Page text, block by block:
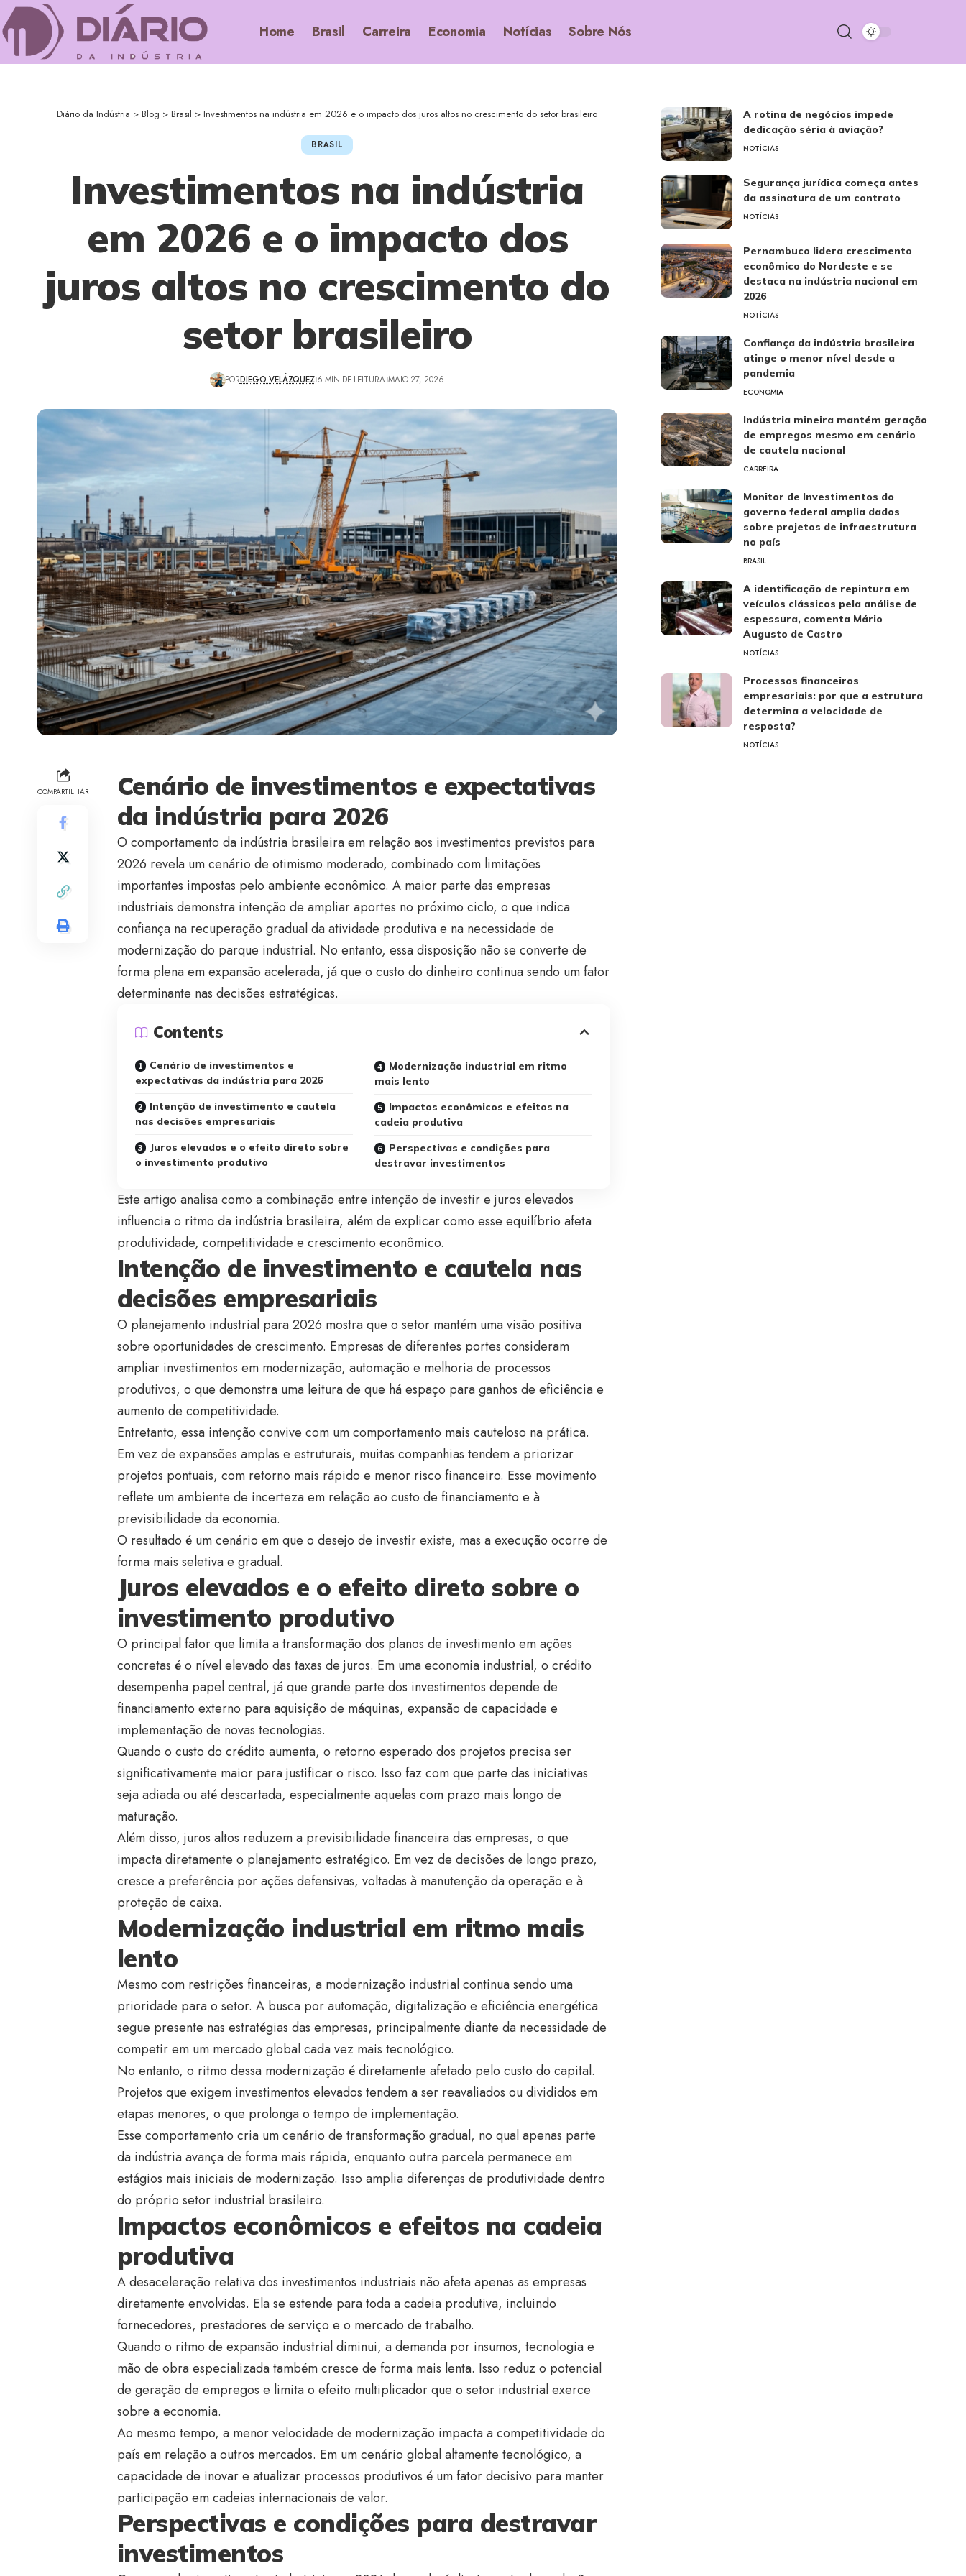
Home Brasil Carreira Economia Notícias Sobre Nós
Diário da Indústria > Blog > Brasil > Investimentos na indústria em 2026 e o impacto dos juros altos no crescimento do setor brasileiro
BRASIL
Investimentos na indústria
em 2026 e o impacto dos
juros altos no crescimento do
setor brasileiro
PORDIEGO VELÁZQUEZ 6 MIN DE LEITURA MAIO 27, 2026
COMPARTILHAR
Cenário de investimentos e expectativas
da indústria para 2026
O comportamento da indústria brasileira em relação aos investimentos previstos para
2026 revela um cenário de otimismo moderado, combinado com limitações
importantes impostas pelo ambiente econômico. A maior parte das empresas
industriais demonstra intenção de ampliar aportes no próximo ciclo, o que indica
confiança na recuperação gradual da atividade produtiva e na necessidade de
modernização do parque industrial. No entanto, essa disposição não se converte de
forma plena em expansão acelerada, já que o custo do dinheiro continua sendo um fator
determinante nas decisões estratégicas.
Contents
Cenário de investimentos e
expectativas da indústria para 2026
Intenção de investimento e cautela
nas decisões empresariais
Juros elevados e o efeito direto sobre
o investimento produtivo
Modernização industrial em ritmo
mais lento
Impactos econômicos e efeitos na
cadeia produtiva
Perspectivas e condições para
destravar investimentos
Este artigo analisa como a combinação entre intenção de investir e juros elevados
influencia o ritmo da indústria brasileira, além de explicar como esse equilíbrio afeta
produtividade, competitividade e crescimento econômico.
Intenção de investimento e cautela nas
decisões empresariais
O planejamento industrial para 2026 mostra que o setor mantém uma visão positiva
sobre oportunidades de crescimento. Empresas de diferentes portes consideram
ampliar investimentos em modernização, automação e melhoria de processos
produtivos, o que demonstra uma leitura de que há espaço para ganhos de eficiência e
aumento de competitividade.
Entretanto, essa intenção convive com um comportamento mais cauteloso na prática.
Em vez de expansões amplas e estruturais, muitas companhias tendem a priorizar
projetos pontuais, com retorno mais rápido e menor risco financeiro. Esse movimento
reflete um ambiente de incerteza em relação ao custo de financiamento e à
previsibilidade da economia.
O resultado é um cenário em que o desejo de investir existe, mas a execução ocorre de
forma mais seletiva e gradual.
Juros elevados e o efeito direto sobre o
investimento produtivo
O principal fator que limita a transformação dos planos de investimento em ações
concretas é o nível elevado das taxas de juros. Em uma economia industrial, o crédito
desempenha papel central, já que grande parte dos investimentos depende de
financiamento externo para aquisição de máquinas, expansão de capacidade e
implementação de novas tecnologias.
Quando o custo do crédito aumenta, o retorno esperado dos projetos precisa ser
significativamente maior para justificar o risco. Isso faz com que parte das iniciativas
seja adiada ou até descartada, especialmente aquelas com prazo mais longo de
maturação.
Além disso, juros altos reduzem a previsibilidade financeira das empresas, o que
impacta diretamente o planejamento estratégico. Em vez de decisões de longo prazo,
cresce a preferência por ações defensivas, voltadas à manutenção da operação e à
proteção de caixa.
Modernização industrial em ritmo mais
lento
Mesmo com restrições financeiras, a modernização industrial continua sendo uma
prioridade para o setor. A busca por automação, digitalização e eficiência energética
segue presente nas estratégias das empresas, principalmente diante da necessidade de
competir em um mercado global cada vez mais tecnológico.
No entanto, o ritmo dessa modernização é diretamente afetado pelo custo do capital.
Projetos que exigem investimentos elevados tendem a ser reavaliados ou divididos em
etapas menores, o que prolonga o tempo de implementação.
Esse comportamento cria um cenário de transformação gradual, no qual apenas parte
da indústria avança de forma mais rápida, enquanto outra parcela permanece em
estágios mais iniciais de modernização. Isso amplia diferenças de produtividade dentro
do próprio setor industrial brasileiro.
Impactos econômicos e efeitos na cadeia
produtiva
A desaceleração relativa dos investimentos industriais não afeta apenas as empresas
diretamente envolvidas. Ela se estende para toda a cadeia produtiva, incluindo
fornecedores, prestadores de serviço e o mercado de trabalho.
Quando o ritmo de expansão industrial diminui, a demanda por insumos, tecnologia e
mão de obra especializada também cresce de forma mais lenta. Isso reduz o potencial
de geração de empregos e limita o efeito multiplicador que o setor industrial exerce
sobre a economia.
Ao mesmo tempo, a menor velocidade de modernização impacta a competitividade do
país em relação a outros mercados. Em um cenário global altamente tecnológico, a
capacidade de inovar e atualizar processos produtivos é um fator decisivo para manter
participação em cadeias internacionais de valor.
Perspectivas e condições para destravar
investimentos
A rotina de negócios impede
dedicação séria à aviação?
NOTÍCIAS
Segurança jurídica começa antes
da assinatura de um contrato
NOTÍCIAS
Pernambuco lidera crescimento
econômico do Nordeste e se
destaca na indústria nacional em
2026
NOTÍCIAS
Confiança da indústria brasileira
atinge o menor nível desde a
pandemia
ECONOMIA
Indústria mineira mantém geração
de empregos mesmo em cenário
de cautela nacional
CARREIRA
Monitor de Investimentos do
governo federal amplia dados
sobre projetos de infraestrutura
no país
BRASIL
A identificação de repintura em
veículos clássicos pela análise de
espessura, comenta Mário
Augusto de Castro
NOTÍCIAS
Processos financeiros
empresariais: por que a estrutura
determina a velocidade de
resposta?
NOTÍCIAS